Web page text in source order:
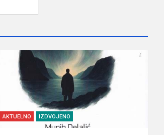
AKTUELNO IZDVOJENO